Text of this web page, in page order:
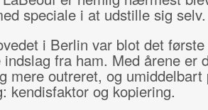
speciale i at udstille sig selv.
i Berlin var blot det første
fra ham. Med årene er
mere outreret, og umiddelbart
kendisfaktor og kopiering.